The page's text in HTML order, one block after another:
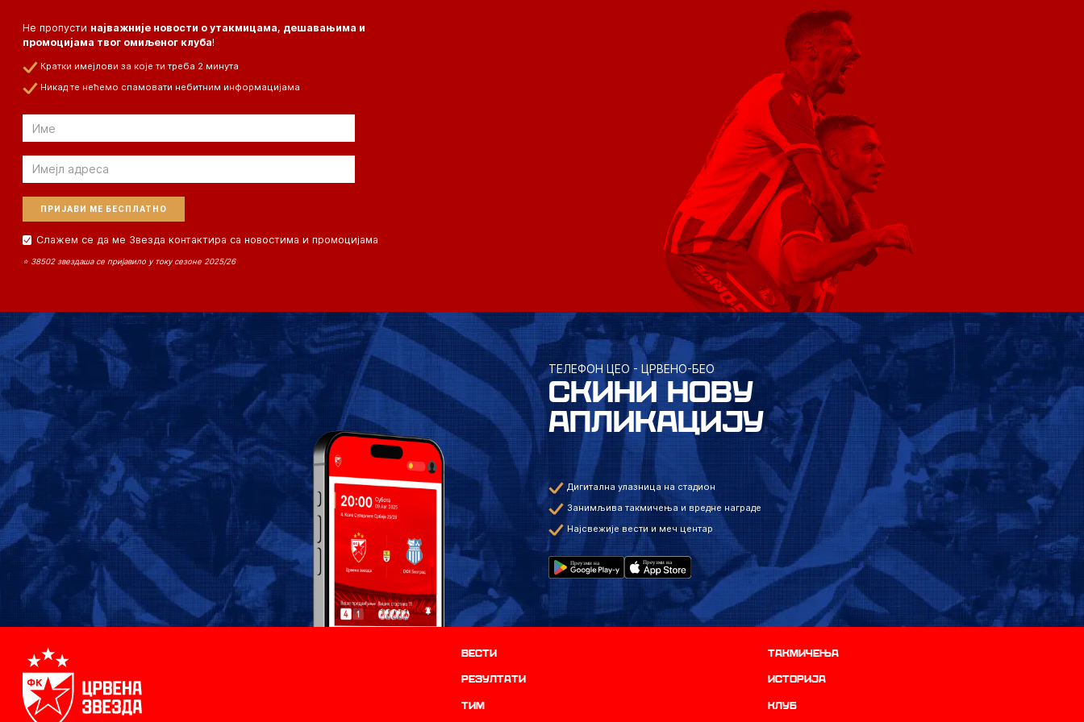
Не пропусти најважније новости о утакмицама, дешавањима и
промоцијама твог омиљеног клуба!
Кратки имејлови за које ти треба 2 минута
Никад те нећемо спамовати небитним информацијама
Email
Email
Слажем се да ме Звезда контактира са новостима и промоцијама
⭐ 38502 звездаша се пријавило у току сезоне 2025/26
ТЕЛЕФОН ЦЕО - ЦРВЕНО-БЕО
СКИНИ НОВУ
АПЛИКАЦИЈУ
Дигитална улазница на стадион
Занимљива такмичења и вредне награде
Најсвежије вести и меч центар
Вести Такмичења
резултати историја
ТИМ Клуб